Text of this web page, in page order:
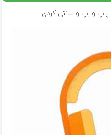
پاپ و رپ و سنتی کردی